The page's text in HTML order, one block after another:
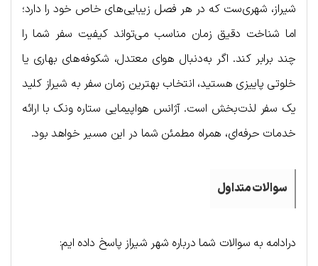
شیراز، شهری‌ست که در هر فصل زیبایی‌های خاص خود را دارد؛
اما شناخت دقیق زمان مناسب می‌تواند کیفیت سفر شما را
چند برابر کند. اگر به‌دنبال هوای معتدل، شکوفه‌های بهاری یا
خلوتی پاییزی هستید، انتخاب بهترین زمان سفر به شیراز کلید
یک سفر لذت‌بخش است. آژانس هواپیمایی ستاره ونک با ارائه
خدمات حرفه‌ای، همراه مطمئن شما در این مسیر خواهد بود.
سوالات متداول
درادامه به سوالات شما درباره شهر شیراز پاسخ داده ایم: